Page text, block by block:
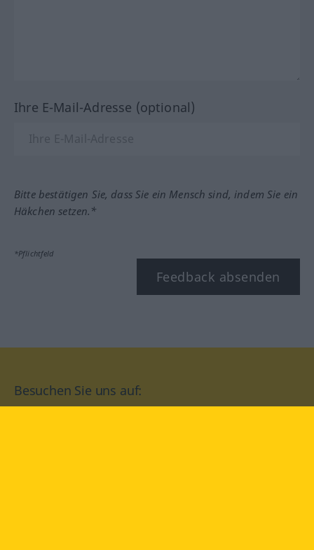
Ihre E-Mail-Adresse (optional)
Bitte bestätigen Sie, dass Sie ein Mensch sind, indem Sie ein
Häkchen setzen.*
*Pflichtfeld
Feedback absenden
Besuchen Sie uns auf: